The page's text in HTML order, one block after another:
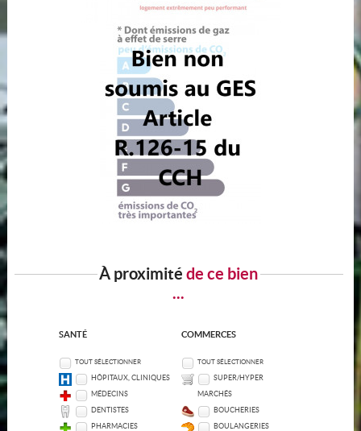
À proximitéde ce bien
...
SANTÉ
TOUT SÉLECTIONNER
HÔPITAUX, CLINIQUES
MÉDECINS
DENTISTES
PHARMACIES
COMMERCES
TOUT SÉLECTIONNER
SUPER/HYPER
MARCHÉS
BOUCHERIES
BOULANGERIES